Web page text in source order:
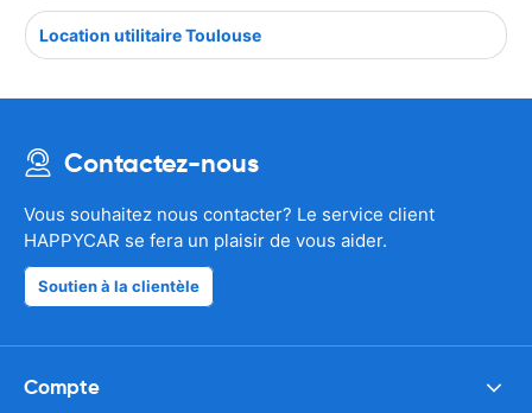
Location utilitaire Toulouse
Contactez-nous
Vous souhaitez nous contacter? Le service client
HAPPYCAR se fera un plaisir de vous aider.
Soutien à la clientèle
Compte